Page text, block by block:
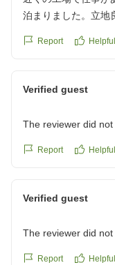
泊まりました。立地
あ、真夏だったから
空気清浄機?しかな
クチコミの詳細は
https://
Report Helpful
Verified guest
The reviewer did
Report Helpful
Verified guest
The reviewer did
Report Helpful